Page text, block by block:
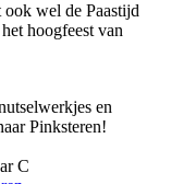
ook wel de Paastijd
hoogfeest van
en
Pinksteren!
C